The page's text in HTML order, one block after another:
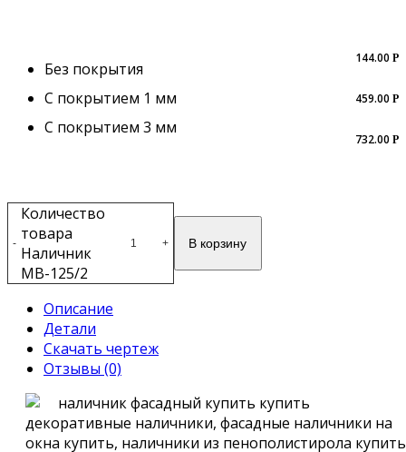
Без покрытия
С покрытием 1 мм
С покрытием 3 мм
-
Количество
товара
Наличник
МВ-125/2
+ В корзину
144.00 Р
459.00 Р
732.00 Р
Описание
Детали
Скачать чертеж
Отзывы (0)